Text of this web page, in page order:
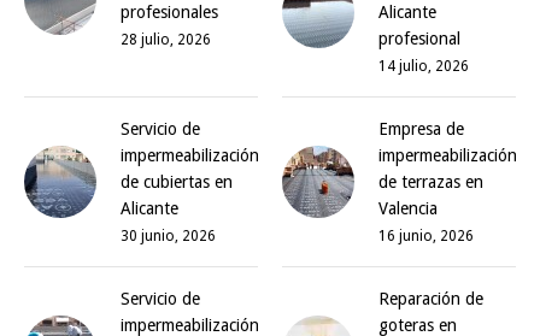
profesionales
28 julio, 2026
Alicante
profesional
14 julio, 2026
Servicio de
impermeabilización
de cubiertas en
Alicante
30 junio, 2026
Empresa de
impermeabilización
de terrazas en
Valencia
16 junio, 2026
Servicio de
impermeabilización
Reparación de
goteras en